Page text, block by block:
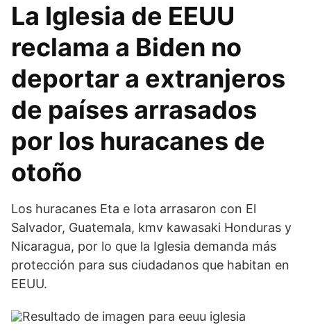
La Iglesia de EEUU
reclama a Biden no
deportar a extranjeros
de países arrasados
por los huracanes de
otoño
Los huracanes Eta e Iota arrasaron con El
Salvador, Guatemala, kmv kawasaki Honduras y
Nicaragua, por lo que la Iglesia demanda más
protección para sus ciudadanos que habitan en
EEUU.